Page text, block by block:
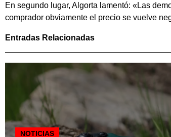
En segundo lugar, Algorta lamentó: «Las
comprador obviamente el precio se vuelve
Entradas Relacionadas
NOTICIAS